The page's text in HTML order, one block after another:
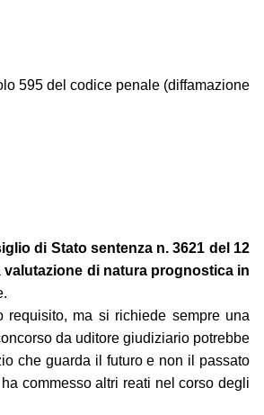
595 del codice penale (diffamazione
di Stato sentenza n. 3621 del 12
valutazione di natura prognostica in
requisito, ma si richiede sempre una
da uditore giudiziario potrebbe
che guarda il futuro e non il passato
commesso altri reati nel corso degli